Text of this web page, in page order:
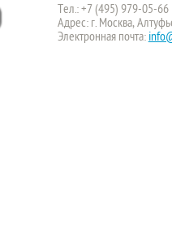
Тел.: +7 (495) 979-05-66
Адрес: г. Москва,
Электронная почта: